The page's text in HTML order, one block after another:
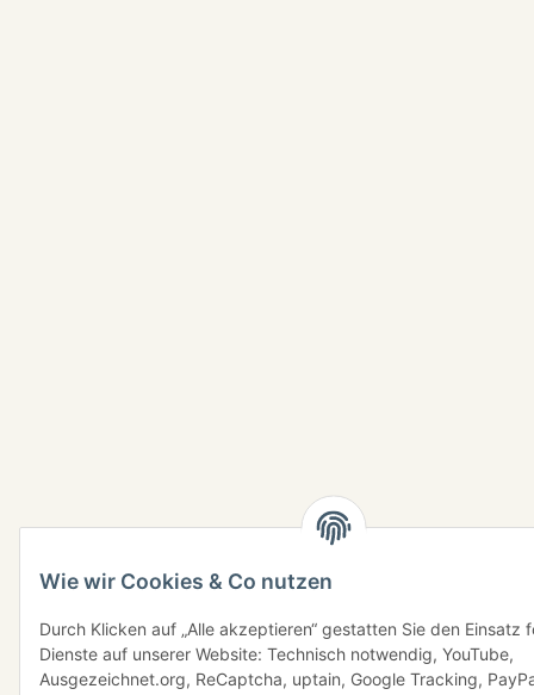
Wie wir Cookies & Co nutzen
Durch Klicken auf „Alle akzeptieren“ gestatten Sie den Einsatz
Dienste auf unserer Website: Technisch notwendig, YouTube,
Ausgezeichnet.org, ReCaptcha, uptain, Google Tracking,